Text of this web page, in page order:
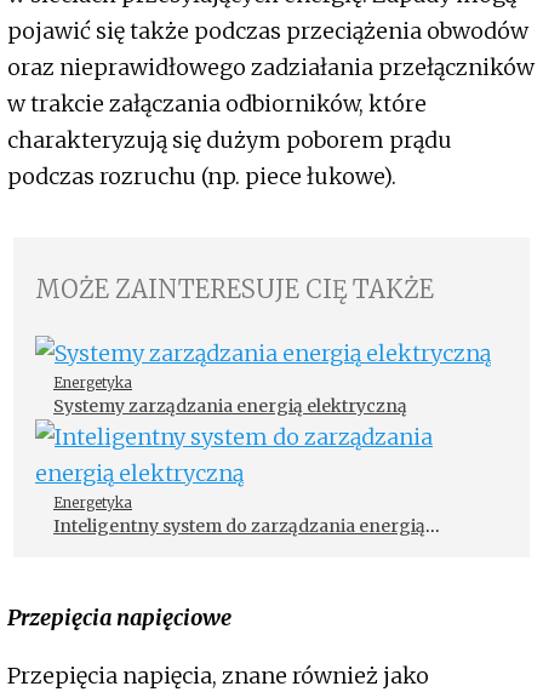
pojawić się także podczas przeciążenia obwodów
oraz nieprawidłowego zadziałania przełączników
w trakcie załączania odbiorników, które
charakteryzują się dużym poborem prądu
podczas rozruchu (np. piece łukowe).
MOŻE ZAINTERESUJE CIĘ TAKŻE
Energetyka
Systemy zarządzania energią elektryczną
Energetyka
Inteligentny system do zarządzania energią
Przepięcia napięciowe
Przepięcia napięcia, znane również jako